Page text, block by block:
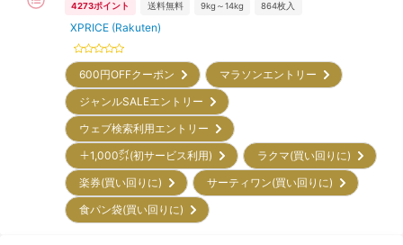
4273ポイント 送料無料 9kg～14kg 864枚入
XPRICE (Rakuten)
600円OFFクーポン
マラソンエントリー
ジャンルSALEエントリー
ウェブ検索利用エントリー
＋1,000㌽(初サービス利用)
ラクマ(買い回りに)
楽券(買い回りに)
サーティワン(買い回りに)
食パン袋(買い回りに)